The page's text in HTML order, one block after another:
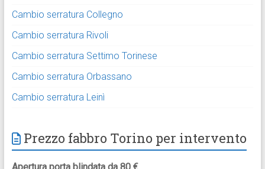
Cambio serratura Collegno
Cambio serratura Rivoli
Cambio serratura Settimo Torinese
Cambio serratura Orbassano
Cambio serratura Leinì
Prezzo fabbro Torino per intervento